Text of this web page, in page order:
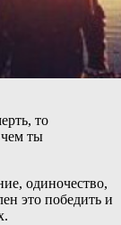
то
ты
одиночество,
это победить и